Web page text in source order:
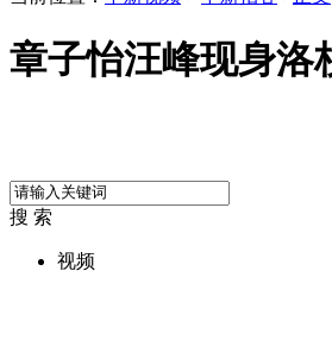
章子怡汪峰现身洛
搜 索
视频